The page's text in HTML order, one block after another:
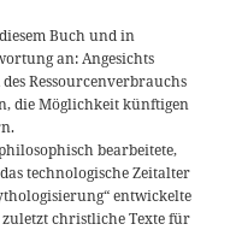
Buch und in
an: Angesichts
Ressourcenverbrauchs
die Möglichkeit künftigen
bearbeitete,
technologische Zeitalter
entwickelte
christliche Texte für